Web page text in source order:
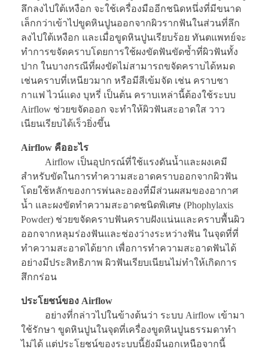
ลึกลงไปใต้เหงือก จะใช้เครื่องมืออีกชนิดหนึ่งที่มีขนาด
เล็กกว่าเข้าไปขูดหินปูนออกจากผิวรากฟันในส่วนที่ลึก
ลงไปใต้เหงือก และเมื่อขูดหินปูนเรียบร้อย ทันตแพทย์จะ
ทำการขจัดคราบโดยการใช้ผงขัดฟันขัดซ้ำที่ผิวฟันทั้ง
ปาก ในบางกรณีที่ผงขัดไม่สามารถขจัดคราบได้หมด
เช่นคราบที่เหนียวมาก หรือมีสีเข้มจัด เช่น คราบชา
กาแฟ ไวน์แดง บุหรี่ เป็นต้น คราบเหล่านี้ต้องใช้ระบบ
Airflow ช่วยขจัดออก จะทำให้ผิวฟันสะอาดใส วาว
เนียนเรียบได้เร็วยิ่งขึ้น
Airflow คืออะไร
Airflow เป็นอุปกรณ์ที่ใช้แรงดันน้ำและผงเคมี
สำหรับขัดในการทำความสะอาดคราบออกจากผิวฟัน
โดยใช้หลักของการพ่นละอองที่มีส่วนผสมของอากาศ
น้ำ และผงขัดทำความสะอาดชนิดพิเศษ (Phophylaxis
Powder) ช่วยขจัดคราบฟันคราบฝังแน่นและคราบพื้นผิว
ออกจากหลุมร่องฟันและช่องว่างระหว่างฟัน ในจุดที่ที่
ทำความสะอาดได้ยาก เพื่อการทำความสะอาดฟันได้
อย่างมีประสิทธิภาพ ผิวฟันเรียบเนียนไม่ทำให้เกิดการ
สึกกร่อน
ประโยชน์ของ Airflow
อย่างที่กล่าวไปในข้างต้นว่า ระบบ Airflow เข้ามา
ใช้รักษา ขูดหินปูนในจุดที่เครื่องขูดหินปูนธรรมดาทำ
ไม่ได้ แต่ประโยชน์ของระบบนี้ยังมีนอกเหนือจากนี้